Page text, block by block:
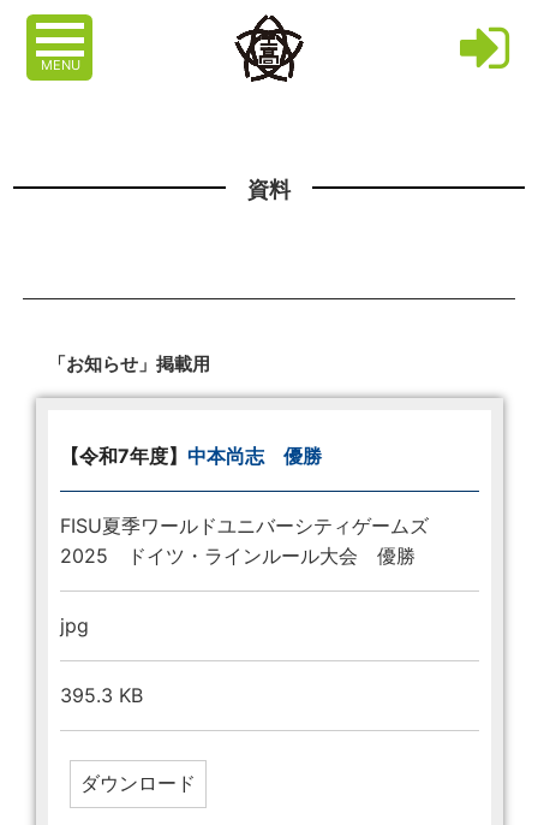
MENU
資料
「お知らせ」掲載用
【令和7年度】 中本尚志 優勝
FISU夏季ワールドユニバーシティゲームズ
2025 ドイツ・ラインルール大会 優勝
jpg
395.3 KB